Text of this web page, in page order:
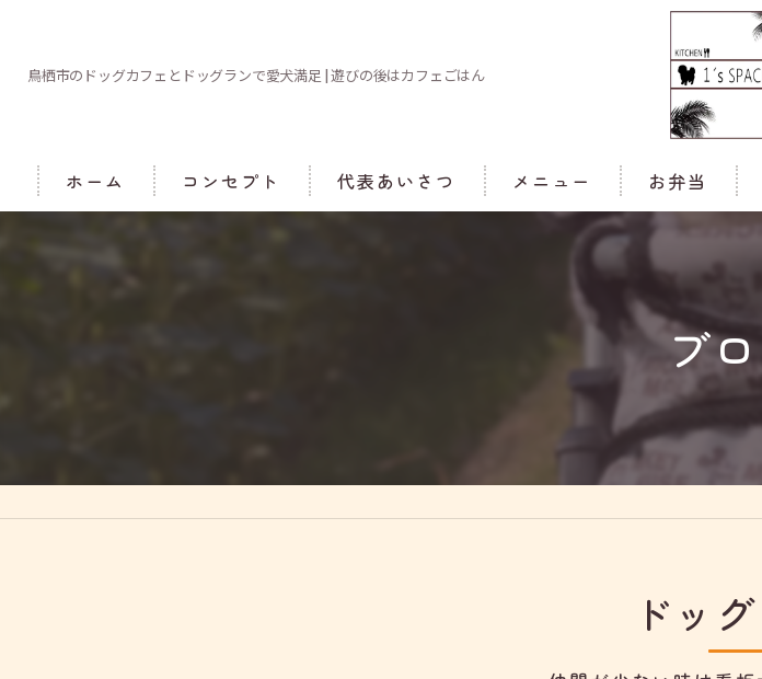
鳥栖市のドッグカフェとドッグランで愛犬満足 | 遊びの後はカフェごはん
ホーム コンセプト 代表あいさつ メニュー お弁当
ブ
ドッ